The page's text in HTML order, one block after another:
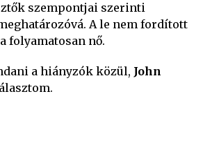
szempontjai szerinti
A le nem fordított
folyamatosan nő.
a hiányzók közül, John